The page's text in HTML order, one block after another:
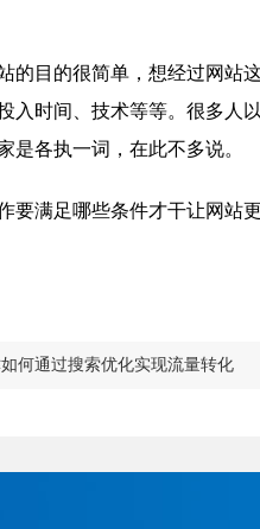
的目的很简单，想经过网站
入时间、技术等等。很多人
是各执一词，在此不多说。
要满足哪些条件才干让网站
何通过搜索优化实现流量转化